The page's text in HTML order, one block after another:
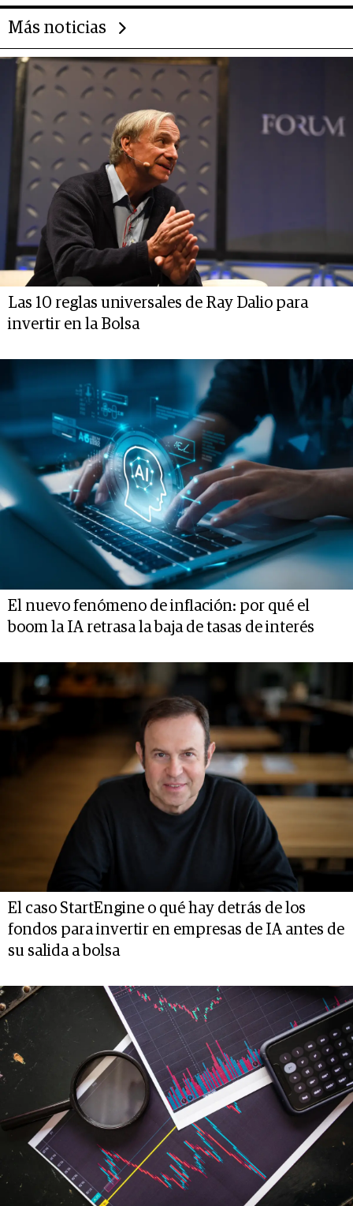
Más noticias
Las 10 reglas universales de Ray Dalio para
invertir en la Bolsa
El nuevo fenómeno de inflación: por qué el
boom la IA retrasa la baja de tasas de interés
El caso StartEngine o qué hay detrás de los
fondos para invertir en empresas de IA antes de
su salida a bolsa